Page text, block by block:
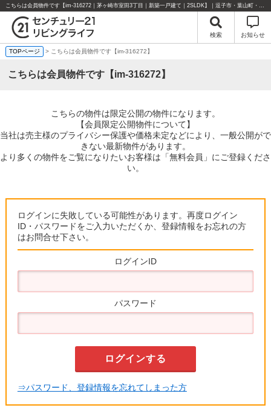
こちらは会員物件です【im-316272｜茅ヶ崎市室田3丁目｜新築一戸建て｜2SLDK】｜逗子市・葉山町・湘南エリアの不動産のことならセンチュリー21リビングライフにお任せください！
検索 お知らせ
TOPページ > こちらは会員物件です【im-316272】
こちらは会員物件です【im-316272】
こちらの物件は限定公開の物件になります。
【会員限定公開物件について】
当社は売主様のプライバシー保護や価格未定などにより、一般公開がで
きない最新物件があります。
より多くの物件をご覧になりたいお客様は「無料会員」にご登録くださ
い。
ログインに失敗している可能性があります。再度ログイン
ID・パスワードをご入力いただくか、登録情報をお忘れの方
はお問合せ下さい。
ログインID
パスワード
⇒パスワード、登録情報を忘れてしまった方